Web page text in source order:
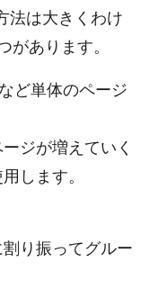
法は大きくわけ
があります。
ど単体のページ
ジが増えていく
します。
り振ってグルー